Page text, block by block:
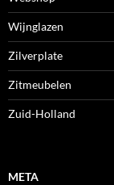
Wijnglazen
Zilverplate
Zitmeubelen
Zuid-Holland
META